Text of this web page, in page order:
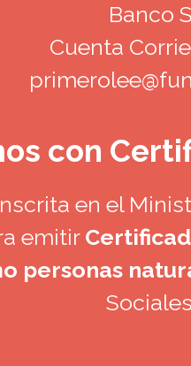
Banco
Cuenta
con
en el
emitir
personas